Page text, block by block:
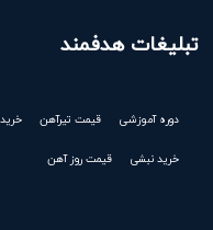
تبلیغات هدفمند
دوره آموزشی قیمت تیرآهن
خرید نبشی قیمت روز آهن